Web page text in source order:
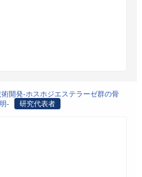
開発-ホスホジエステラーゼ群の骨
-
研究代表者